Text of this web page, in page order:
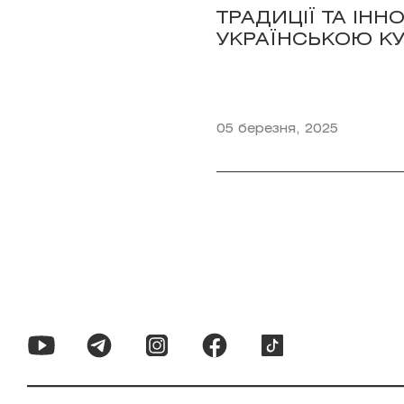
ТРАДИЦІЇ ТА
УКРАЇНСЬКОЮ
05 березня, 2025